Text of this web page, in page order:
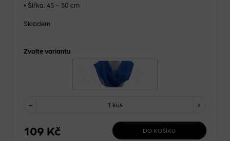
• Šířka: 45 – 50 cm
Skladem
Zvolte variantu
- +
1 kus
109 Kč DO KOŠÍKU